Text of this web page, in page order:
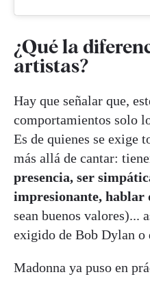
¿Qué la
artistas?
Hay que señalar que,
comportamientos solo
Es de quienes se exige
más allá de cantar:
presencia, ser
impresionante, hablar
sean buenos valores)...
exigido de Bob Dylan o
Madonna ya puso en